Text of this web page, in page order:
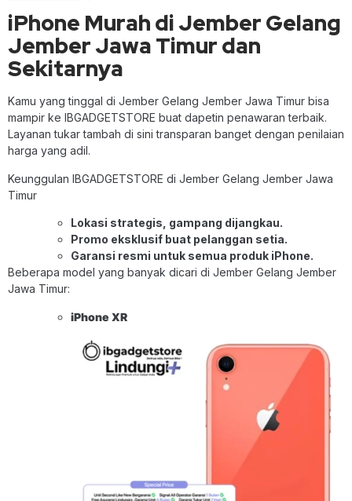
iPhone Murah di Jember Gelang
Jember Jawa Timur dan
Sekitarnya
Kamu yang tinggal di Jember Gelang Jember Jawa Timur bisa
mampir ke IBGADGETSTORE buat dapetin penawaran terbaik.
Layanan tukar tambah di sini transparan banget dengan penilaian
harga yang adil.
Keunggulan IBGADGETSTORE di Jember Gelang Jember Jawa
Timur
Lokasi strategis, gampang dijangkau.
Promo eksklusif buat pelanggan setia.
Garansi resmi untuk semua produk iPhone.
Beberapa model yang banyak dicari di Jember Gelang Jember
Jawa Timur:
iPhone XR